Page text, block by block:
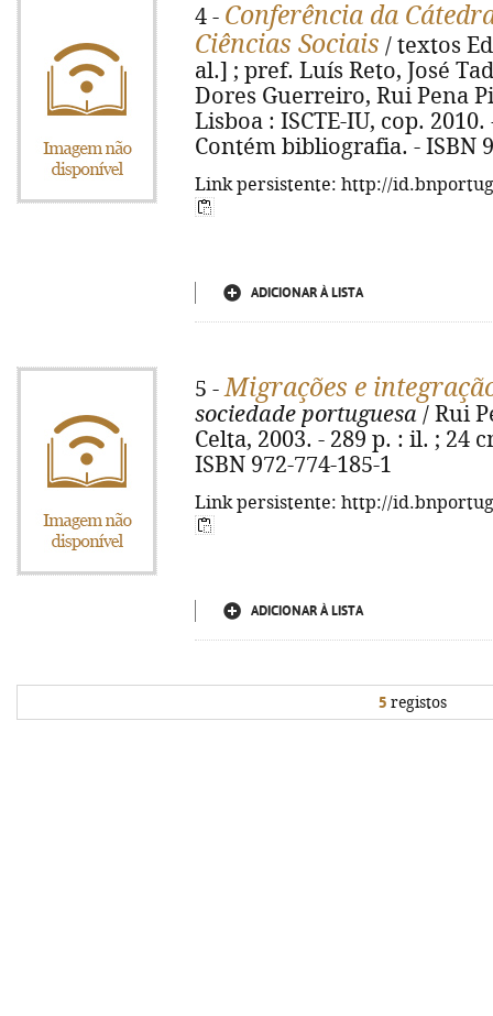
4 - Conferência da
Ciências Sociais / textos
al.] ; pref. Luís Reto, José
Dores Guerreiro, Rui Pena
Lisboa : ISCTE-IU, cop.
Contém bibliografia. - ISBN
Link persistente: http://
ADICIONAR À LISTA
5 -Migrações e
sociedade portuguesa / Rui
Celta, 2003. - 289 p. : il. ; 24
ISBN 972-774-185-1
Link persistente: http://
ADICIONAR À LISTA
5 registos